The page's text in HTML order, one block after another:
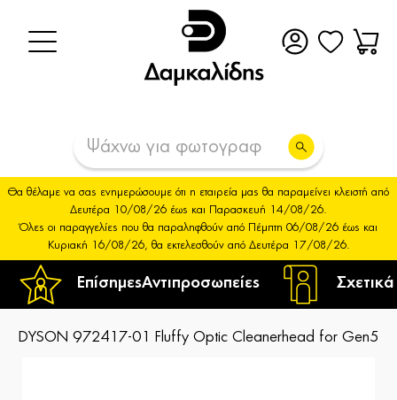
ΕπίσημεςΑντιπροσωπείες
Θα θέλαμε να σας ενημερώσουμε ότι η εταιρεία μας θα παραμείνει κλειστή από
Δευτέρα 10/08/26 έως και Παρασκευή 14/08/26.
Όλες οι παραγγελίες που θα παραληφθούν από Πέμπτη 06/08/26 έως και
Κυριακή 16/08/26, θα εκτελεσθούν από Δευτέρα 17/08/26.
DYSON 972417-01 Fluffy Optic Cleanerhead for Gen5